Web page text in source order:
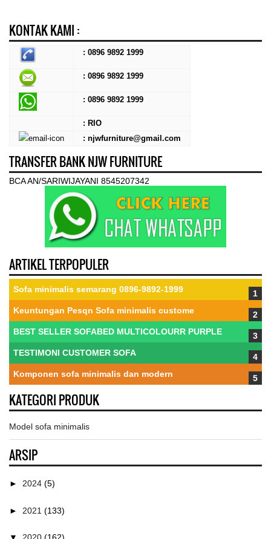
KONTAK KAMI :
: 0896 9892 1999
: 0896 9892 1999
: 0896 9892 1999
: RIO
: njwfurniture@gmail.com
TRANSFER BANK NJW FURNITURE
BCA AN/SARIWIJAYANI 8545207342
ARTIKEL TERPOPULER
Sofa minimalis semarang 0896-9892-1999
Keuntungan Pesqn Sofa minimalis custome
BEST SELLER SOFABED MULTICOLOURR PURPLE
TESTIMONI CUSTOMER SOFA
Komponen sofa minimalis dan modern
KATEGORI PRODUK
Model sofa minimalis
ARSIP
► 2024 (5)
► 2021 (133)